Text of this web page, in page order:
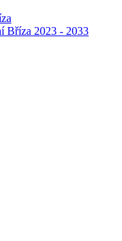
Bříza 2023 - 2033